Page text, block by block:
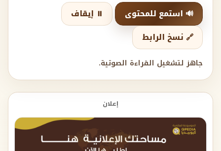
🔊 استمع للمحتوى
⏸️ إيقاف
🔗 نسخ الرابط
جاهز لتشغيل القراءة الصوتية.
إعلان